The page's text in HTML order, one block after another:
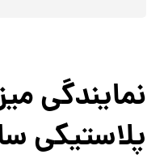
نمایندگی
پلاستیکی